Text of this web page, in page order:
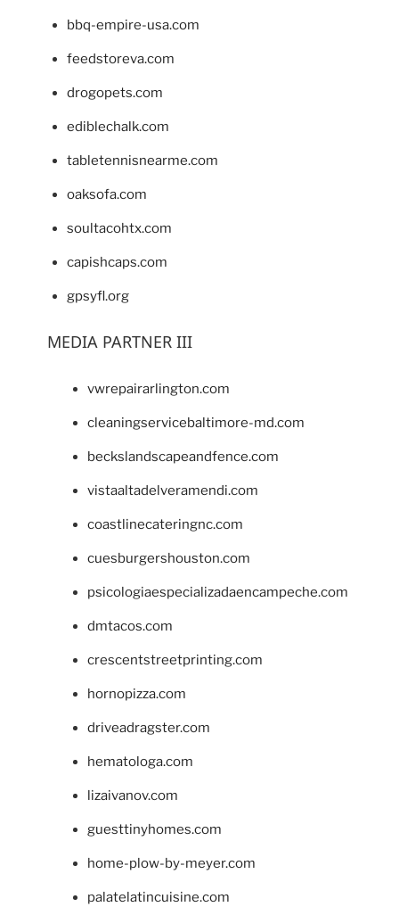
bbq-empire-usa.com
feedstoreva.com
drogopets.com
ediblechalk.com
tabletennisnearme.com
oaksofa.com
soultacohtx.com
capishcaps.com
gpsyfl.org
MEDIA PARTNER III
vwrepairarlington.com
cleaningservicebaltimore-md.com
beckslandscapeandfence.com
vistaaltadelveramendi.com
coastlinecateringnc.com
cuesburgershouston.com
psicologiaespecializadaencampeche.com
dmtacos.com
crescentstreetprinting.com
hornopizza.com
driveadragster.com
hematologa.com
lizaivanov.com
guesttinyhomes.com
home-plow-by-meyer.com
palatelatincuisine.com